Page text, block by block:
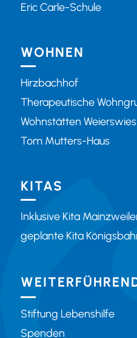
Eric Carle-Schule
WOHNEN
Hirzbachhof
Therapeutische
Wohnstätten Weierswies
Tom Mutters-Haus
KITAS
Inklusive Kita
geplante Kita
Stiftung Lebenshilfe
Spenden